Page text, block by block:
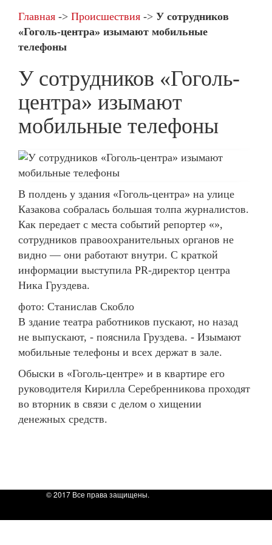
Главная -> Происшествия -> У сотрудников
«Гоголь-центра» изымают мобильные
телефоны
У сотрудников «Гоголь-
центра» изымают
мобильные телефоны
В полдень у здания «Гоголь-центра» на улице
Казакова собралась большая толпа журналистов.
Как передает с места событий репортер «»,
сотрудников правоохранительных органов не
видно — они работают внутри. С краткой
информации выступила PR-директор центра
Ника Груздева.
фото: Станислав Скобло
В здание театра работников пускают, но назад
не выпускают, - пояснила Груздева. - Изымают
мобильные телефоны и всех держат в зале.
Обыски в «Гоголь-центре» и в квартире его
руководителя Кирилла Серебренникова проходят
во вторник в связи с делом о хищении
денежных средств.
© 2017 Все права защищены.